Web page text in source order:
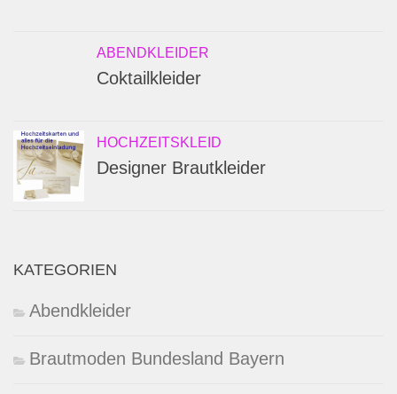
ABENDKLEIDER
Coktailkleider
HOCHZEITSKLEID
Designer Brautkleider
KATEGORIEN
Abendkleider
Brautmoden Bundesland Bayern